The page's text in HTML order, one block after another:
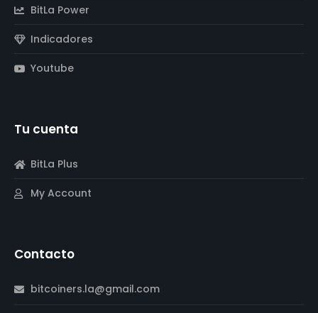
BitLa Power
Indicadores
Youtube
Tu cuenta
BitLa Plus
My Account
Contacto
bitcoiners.la@gmail.com